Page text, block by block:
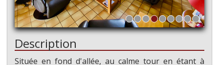
Description
Située en fond d'allée, au calme tour en étant à